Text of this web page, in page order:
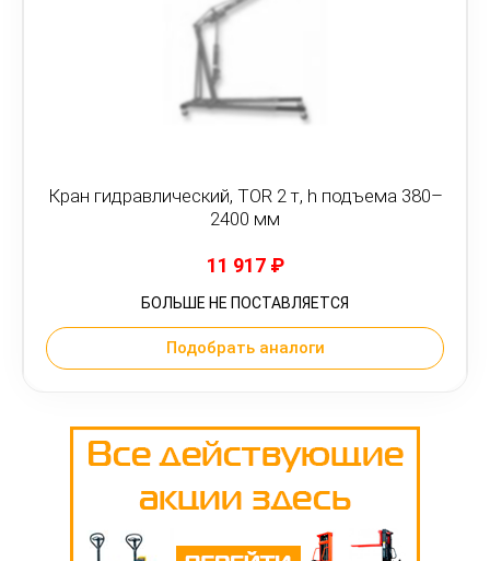
Кран гидравлический, TOR 2 т, h подъема 380–
2400 мм
11 917 ₽
БОЛЬШЕ НЕ ПОСТАВЛЯЕТСЯ
Подобрать аналоги